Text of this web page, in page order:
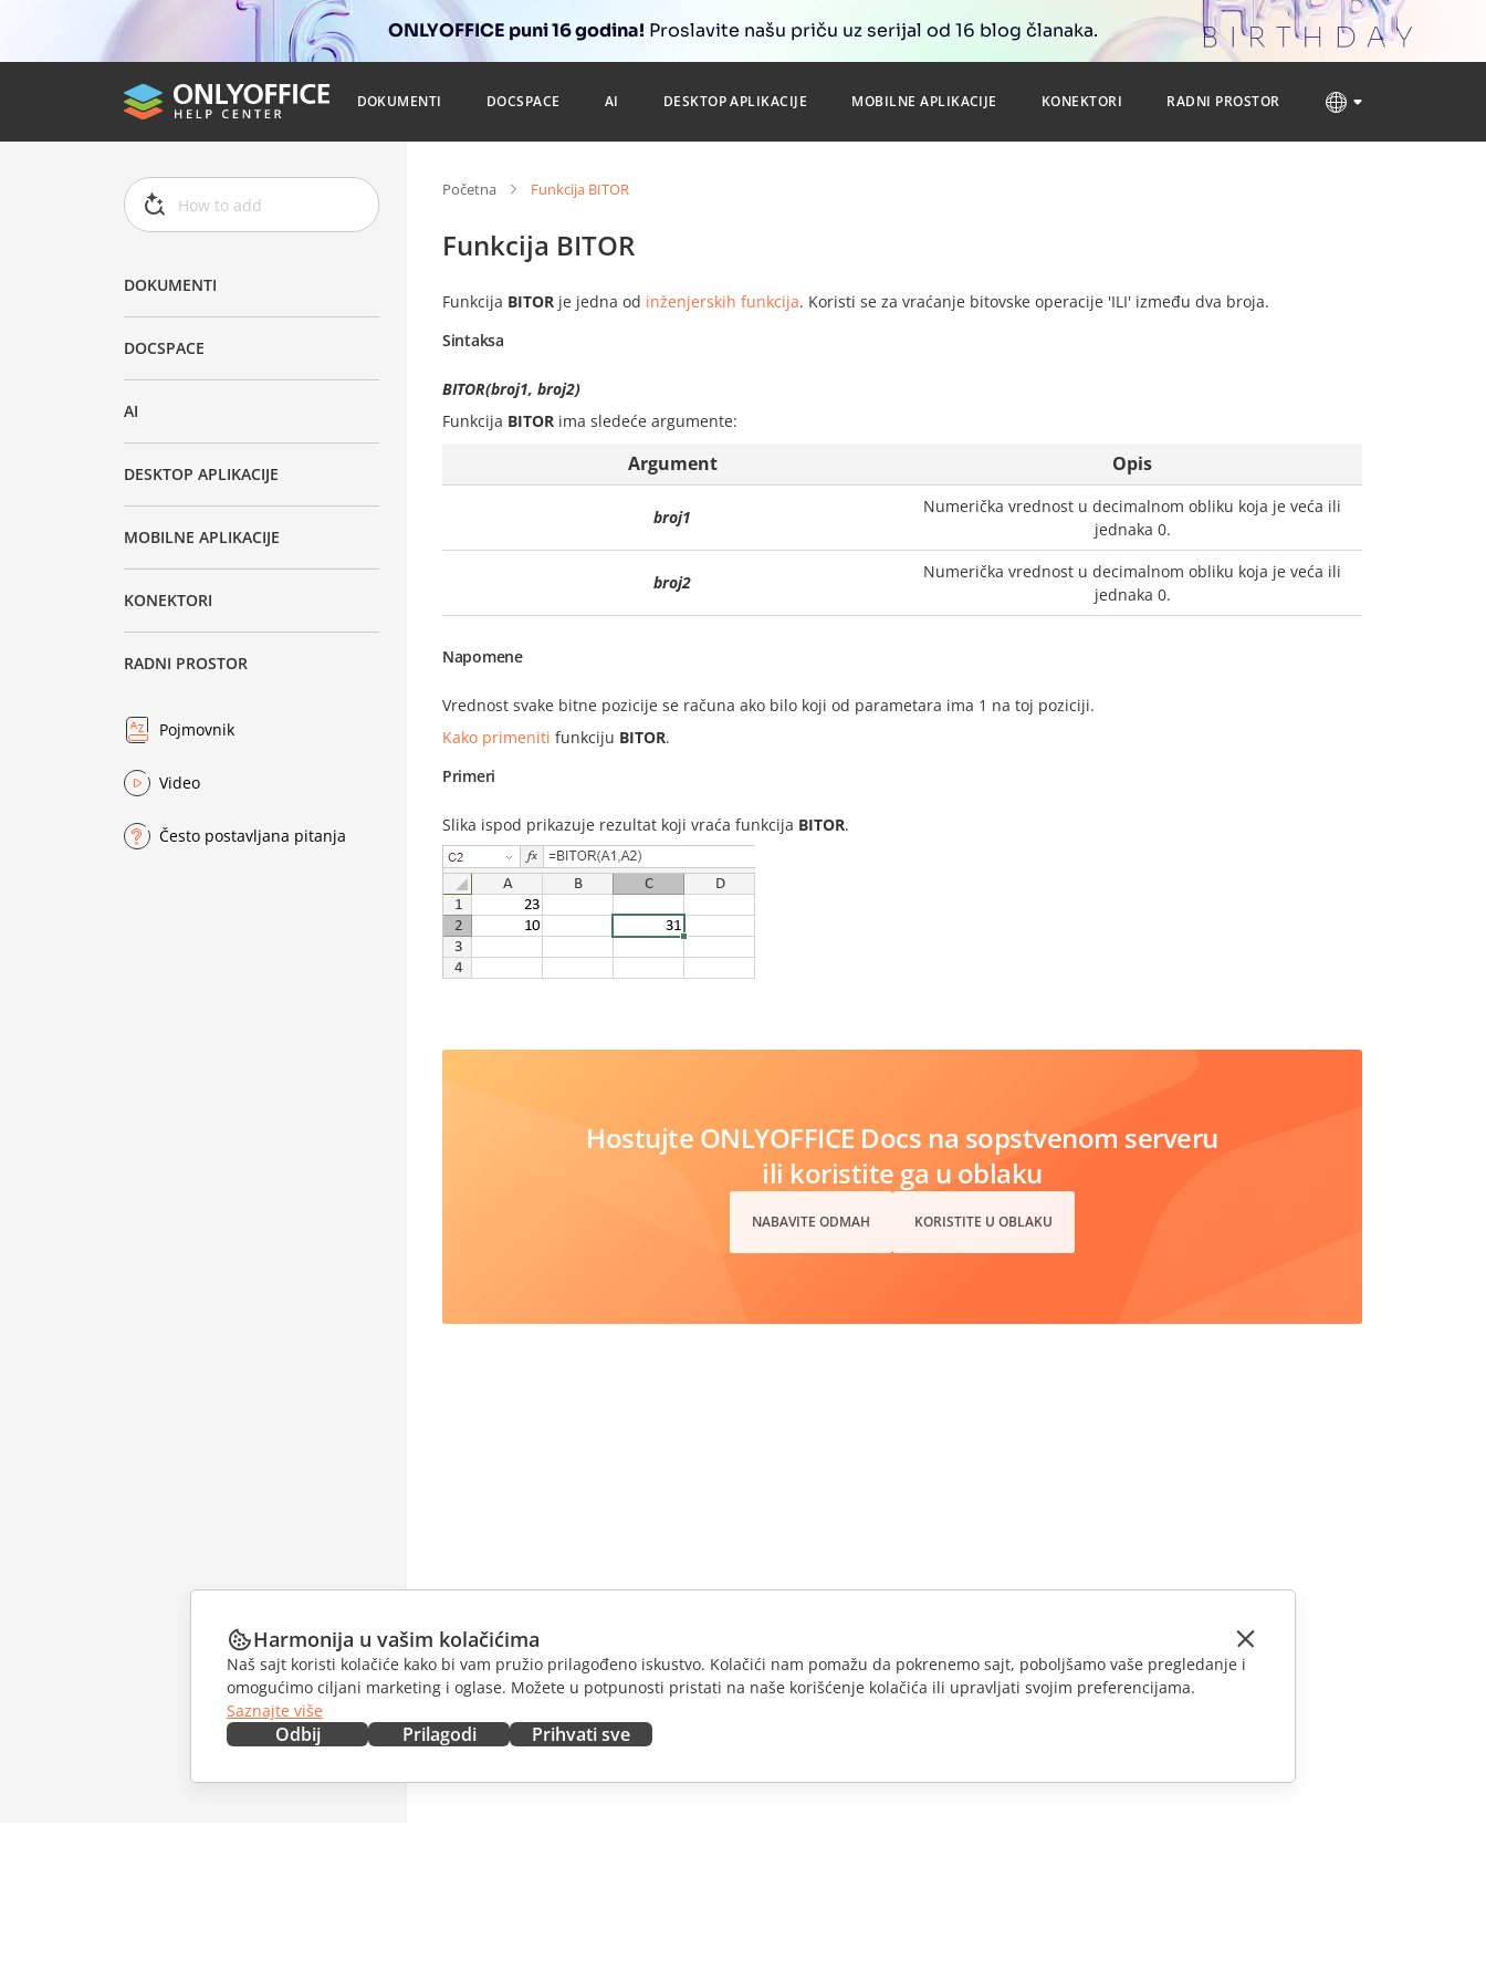
ONLYOFFICE puni 16 godina! Proslavite našu priču uz serijal od 16 blog članaka.
DOKUMENTI DOCSPACE AI DESKTOP APLIKACIJE MOBILNE APLIKACIJE KONEKTORI RADNI PROSTOR
DOKUMENTI
DOCSPACE
AI
DESKTOP APLIKACIJE
MOBILNE APLIKACIJE
KONEKTORI
RADNI PROSTOR
Pojmovnik
Video
Često postavljana pitanja
Početna Funkcija BITOR
Funkcija BITOR
Funkcija BITOR je jedna od inženjerskih funkcija. Koristi se za vraćanje bitovske operacije 'ILI' između dva broja.
Sintaksa
BITOR(broj1, broj2)
Funkcija BITOR ima sledeće argumente:
Argument Opis
broj1
Numerička vrednost u decimalnom obliku koja je veća ili
jednaka 0.
broj2
Numerička vrednost u decimalnom obliku koja je veća ili
jednaka 0.
Napomene
Vrednost svake bitne pozicije se računa ako bilo koji od parametara ima 1 na toj poziciji.
Kako primeniti funkciju BITOR.
Primeri
Slika ispod prikazuje rezultat koji vraća funkcija BITOR.
Hostujte ONLYOFFICE Docs na sopstvenom serveru
ili koristite ga u oblaku
NABAVITE ODMAH KORISTITE U OBLAKU
Harmonija u vašim kolačićima
Naš sajt koristi kolačiće kako bi vam pružio prilagođeno iskustvo. Kolačići nam pomažu da pokrenemo sajt, poboljšamo vaše pregledanje i
omogućimo ciljani marketing i oglase. Možete u potpunosti pristati na naše korišćenje kolačića ili upravljati svojim preferencijama.
Saznajte više
Odbij Prilagodi Prihvati sve